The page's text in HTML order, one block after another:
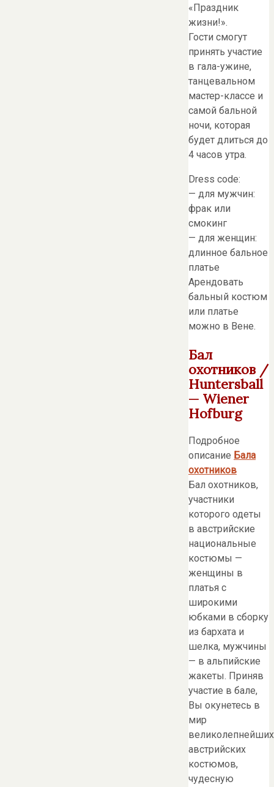
«Праздник
жизни!».
Гости смогут
принять участие
в гала-ужине,
танцевальном
мастер-классе и
самой бальной
ночи, которая
будет длиться до
4 часов утра.
Dress code:
— для мужчин:
фрак или
смокинг
— для женщин:
длинное бальное
платье
Арендовать
бальный костюм
или платье
можно в Вене.
Бал
охотников /
Huntersball
— Wiener
Hofburg
Подробное
описание Бала
охотников
Бал охотников,
участники
которого одеты
в австрийские
национальные
костюмы —
женщины в
платья с
широкими
юбками в сборку
из бархата и
шелка, мужчины
— в альпийские
жакеты. Приняв
участие в бале,
Вы окунетесь в
мир
великолепнейших
австрийских
костюмов,
чудесную